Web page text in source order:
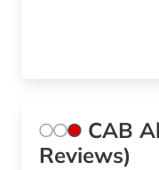
konstruktion (1)
CAB
Reviews)